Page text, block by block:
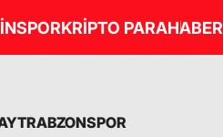
SPORKRİPTO PARAHABER
TRABZONSPOR